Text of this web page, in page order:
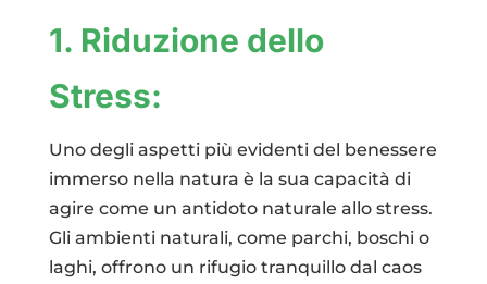
1. Riduzione dello
Stress:
Uno degli aspetti più evidenti del benessere
immerso nella natura è la sua capacità di
agire come un antidoto naturale allo stress.
Gli ambienti naturali, come parchi, boschi o
laghi, offrono un rifugio tranquillo dal caos